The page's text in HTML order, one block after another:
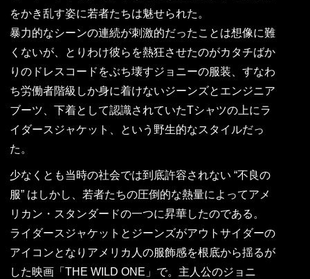
をかき乱す姿に若者たちは魅せられた。
暴力的なシーンの連続が刺激的だったことは想像に難
くないが、とりわけ彼らを熱狂させたのがカタチばか
りのドレスコードをぶち壊すジョニーの服装、すなわ
ち労働者階級しか身に着けないジーンズとエンジニア
ブーツ、下着として認識されていたTシャツの上にラ
イダースジャケット、という野生的なスタイルだっ
た。
少なくとも当時の社会では到底許容されない “不良の
服” はしかし、若者たちの圧倒的な熱量によってアメ
リカン・スタンダードの一つに昇華したのである。
ライダースジャケットとジーンズがアウトサイダーの
アイコンとなりアメリカ人の服飾感を根底から揺るが
した映画「THE WILD ONE」で。主人公のジョニ